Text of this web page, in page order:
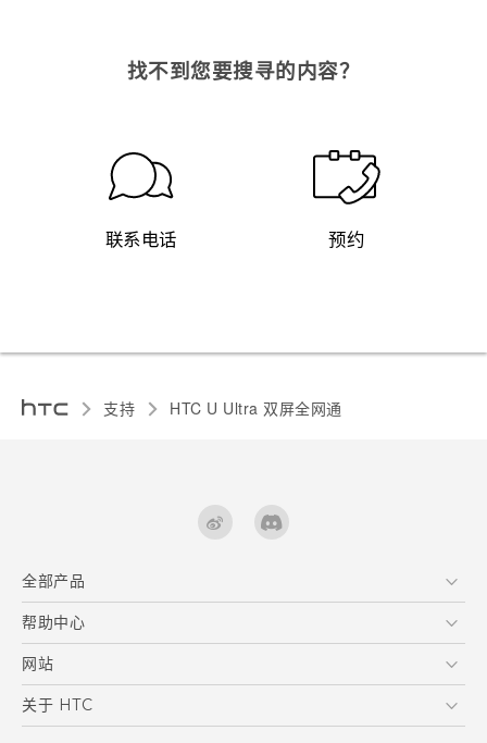
找不到您要搜寻的内容？
联系电话 预约
支持 HTC U Ultra 双屏全网通‎
全部产品
区块链智能手机
VIVE
帮助中心
在线客服
支援与服务
产品保固说明
网站
HTC Dev
关于 HTC